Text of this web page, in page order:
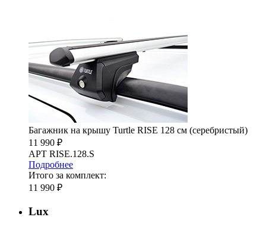
Багажник на крышу Turtle RISE 128 см (серебристый)
11 990 ₽
АРТ RISE.128.S
Подробнее
Итого за комплект:
11 990 ₽
Lux